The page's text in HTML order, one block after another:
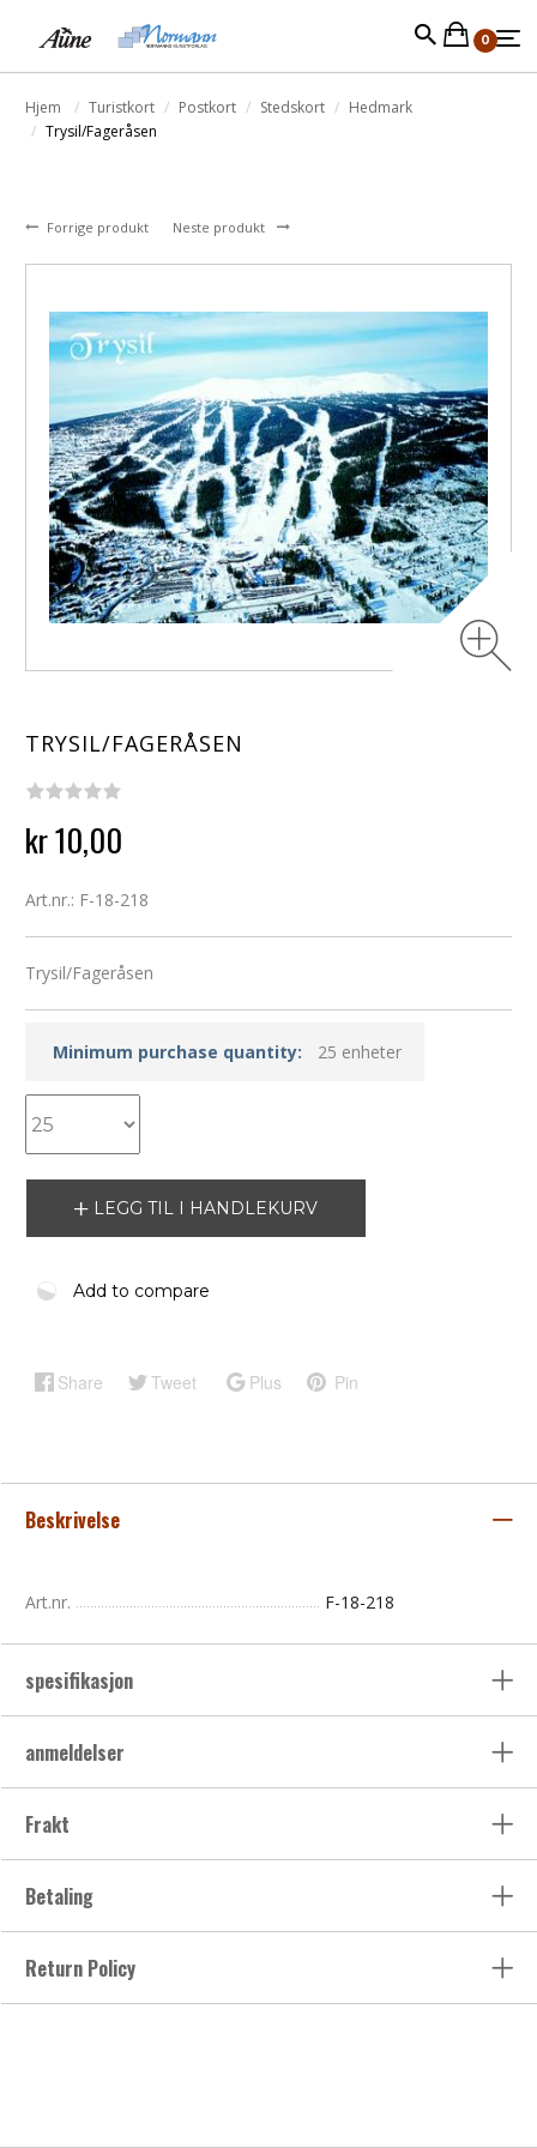
0
Hjem Turistkort Postkort Stedskort
Hedmark
Trysil/Fageråsen
Forrige produkt Neste produkt
TRYSIL/FAGERÅSEN
kr 10,00
Art.nr.: F-18-218
Trysil/Fageråsen
Minimum purchase quantity: 25 enheter
LEGG TIL I HANDLEKURV
Add to compare
Share Tweet Plus Pin
Beskrivelse
Art.nr. F-18-218
spesifikasjon
anmeldelser
Frakt
Betaling
Return Policy